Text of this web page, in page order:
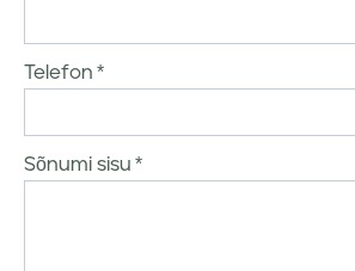
Telefon
Sõnumi sisu